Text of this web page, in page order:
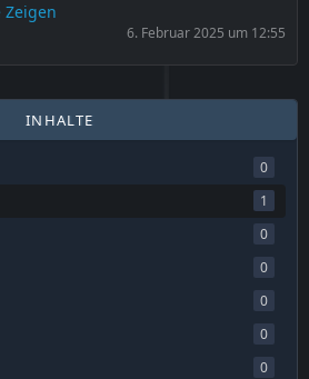
Zeigen
6. Februar 2025 um 12:55
INHALTE
0
1
0
0
0
0
0